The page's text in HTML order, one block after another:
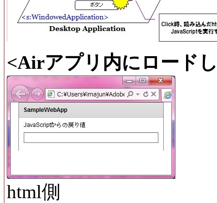
<Airアプリ内にロード
html側